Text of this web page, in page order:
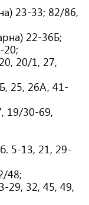
23-33; 82/86,
22-36Б;
20;
20/1, 27,
25, 26А, 41-
19/30-69,
5-13, 21, 29-
48;
29, 32, 45, 49,